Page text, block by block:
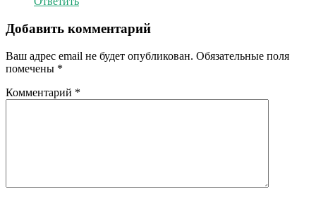
Добавить комментарий
Ваш адрес email не будет опубликован. Обязательные поля
помечены *
Комментарий *